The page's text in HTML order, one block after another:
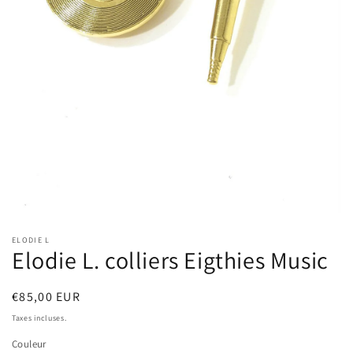
média
1
dans
modale
ELODIE L
Elodie L. colliers Eigthies Music
Prix
habituel
€85,00 EUR
Taxes incluses.
Couleur